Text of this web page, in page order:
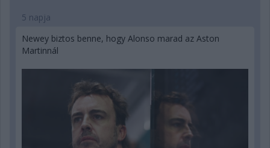
5 napja
Newey biztos benne, hogy Alonso marad az Aston
Martinnál